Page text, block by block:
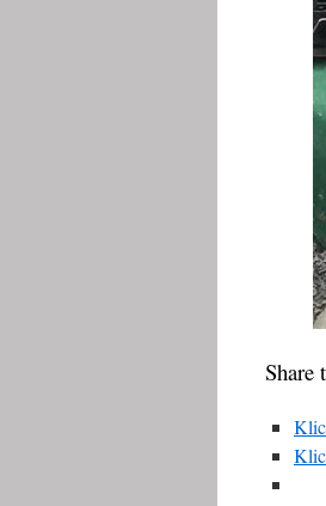
Share